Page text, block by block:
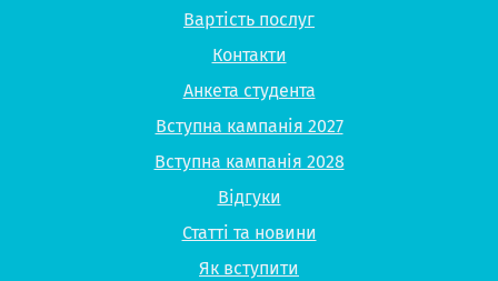
Вартість послуг
Контакти
Анкета студента
Вступна кампанія 2027
Вступна кампанія 2028
Відгуки
Статті та новини
Як вступити